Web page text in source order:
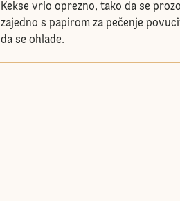
Kekse vrlo oprezno, tako da se
zajedno s papirom za pečenje
da se ohlade.